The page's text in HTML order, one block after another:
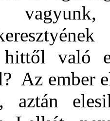
hittől való
Az ember
aztán